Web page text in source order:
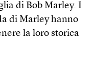
di Bob Marley. I
di Marley hanno
la loro storica